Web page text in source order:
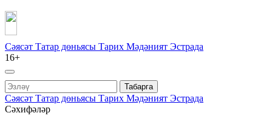
Сәясәт Татар дөньясы Тарих Мәдәният Эстрада
16+
Табарга
Сәясәт Татар дөньясы Тарих Мәдәният Эстрада
Сәхифәләр